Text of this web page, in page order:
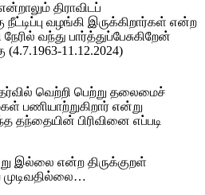
திராவிடப்
வழங்கி இருக்கிறார்கள் என்ற
வந்து பார்த்துப்பேசுகிறேன்
11.12.2024)
வெற்றி பெற்று தலைமைச்
பணியாற்றுகிறார் என்று
தந்தையின் பிரிவினை எப்படி
இல்லை என்ற திருக்குறள்